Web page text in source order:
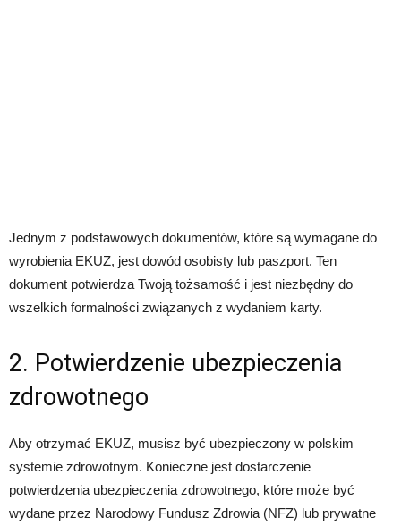
Jednym z podstawowych dokumentów, które są wymagane do
wyrobienia EKUZ, jest dowód osobisty lub paszport. Ten
dokument potwierdza Twoją tożsamość i jest niezbędny do
wszelkich formalności związanych z wydaniem karty.
2. Potwierdzenie ubezpieczenia
zdrowotnego
Aby otrzymać EKUZ, musisz być ubezpieczony w polskim
systemie zdrowotnym. Konieczne jest dostarczenie
potwierdzenia ubezpieczenia zdrowotnego, które może być
wydane przez Narodowy Fundusz Zdrowia (NFZ) lub prywatne